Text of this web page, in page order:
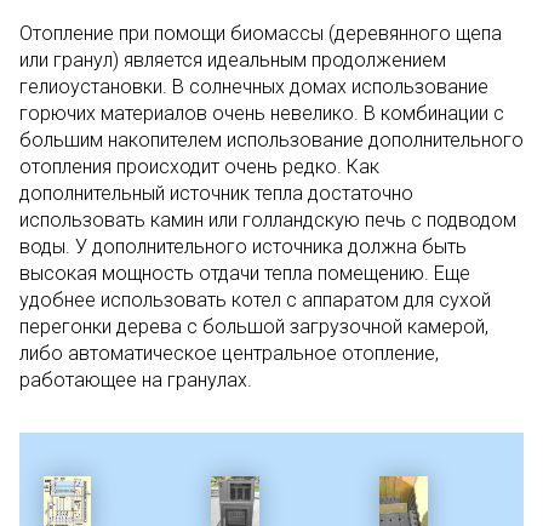
Отопление при помощи биомассы (деревянного щепа
или гранул) является идеальным продолжением
гелиоустановки. В солнечных домах использование
горючих материалов очень невелико. В комбинации с
большим накопителем использование дополнительного
отопления происходит очень редко. Как
дополнительный источник тепла достаточно
использовать камин или голландскую печь с подводом
воды. У дополнительного источника должна быть
высокая мощность отдачи тепла помещению. Еще
удобнее использовать котел с аппаратом для сухой
перегонки дерева с большой загрузочной камерой,
либо автоматическое центральное отопление,
работающее на гранулах.